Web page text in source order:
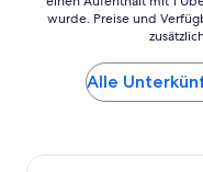
der
den
wurde. Preise und
Alle